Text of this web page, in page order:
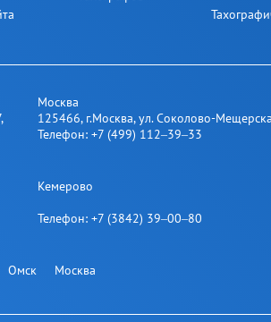
,
Москва
125466, г.Москва,ул. Соколово-
Телефон:+7 (499) 112‒39‒33
Кемерово
Телефон:+7 (3842) 39‒00‒80
Омск Москва